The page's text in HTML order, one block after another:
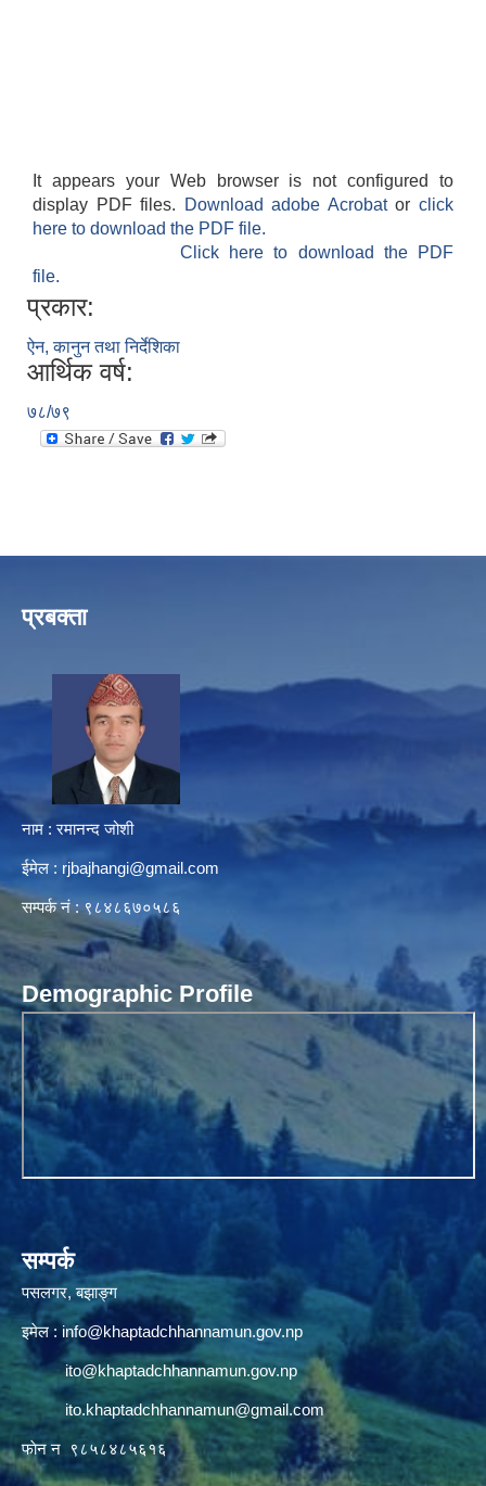
It appears your Web browser is not configured to
display PDF files.
Download adobe Acrobatorclick
here to download the PDF file.
Click here to download the PDF
file.
प्रकार:
ऐन, कानुन तथा निर्देशिका
आर्थिक वर्ष:
७८/७९
प्रबक्ता
नाम : रमानन्द जोशी
ईमेल : rjbajhangi@gmail.com
सम्पर्क नं : ९८४८६७०५८६
Demographic Profile
सम्पर्क
पसलगर, बझाङ्ग
इमेल : info@khaptadchhannamun.gov.np
ito@khaptadchhannamun.gov.np
ito.khaptadchhannamun@gmail.com
फाेन न‌‍‍ ९८५८४८५६१६